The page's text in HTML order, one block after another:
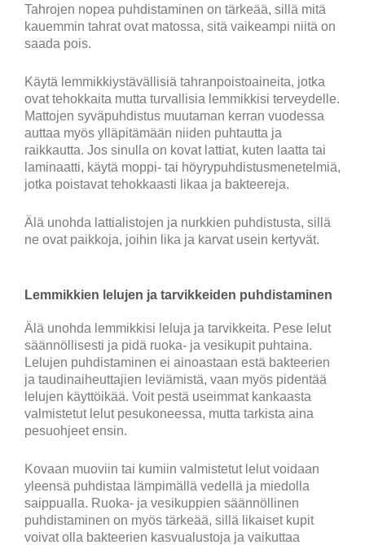
Tahrojen nopea puhdistaminen on tärkeää, sillä mitä
kauemmin tahrat ovat matossa, sitä vaikeampi niitä on
saada pois.
Käytä lemmikkiystävällisiä tahranpoistoaineita, jotka
ovat tehokkaita mutta turvallisia lemmikkisi terveydelle.
Mattojen syväpuhdistus muutaman kerran vuodessa
auttaa myös ylläpitämään niiden puhtautta ja
raikkautta. Jos sinulla on kovat lattiat, kuten laatta tai
laminaatti, käytä moppi- tai höyrypuhdistusmenetelmiä,
jotka poistavat tehokkaasti likaa ja bakteereja.
Älä unohda lattialistojen ja nurkkien puhdistusta, sillä
ne ovat paikkoja, joihin lika ja karvat usein kertyvät.
Lemmikkien lelujen ja tarvikkeiden puhdistaminen
Älä unohda lemmikkisi leluja ja tarvikkeita. Pese lelut
säännöllisesti ja pidä ruoka- ja vesikupit puhtaina.
Lelujen puhdistaminen ei ainoastaan estä bakteerien
ja taudinaiheuttajien leviämistä, vaan myös pidentää
lelujen käyttöikää. Voit pestä useimmat kankaasta
valmistetut lelut pesukoneessa, mutta tarkista aina
pesuohjeet ensin.
Kovaan muoviin tai kumiin valmistetut lelut voidaan
yleensä puhdistaa lämpimällä vedellä ja miedolla
saippualla. Ruoka- ja vesikuppien säännöllinen
puhdistaminen on myös tärkeää, sillä likaiset kupit
voivat olla bakteerien kasvualustoja ja vaikuttaa